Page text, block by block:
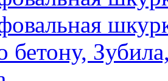
бетону,